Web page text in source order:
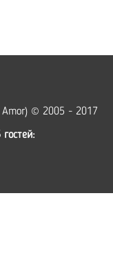
Amor) © 2005 - 2017